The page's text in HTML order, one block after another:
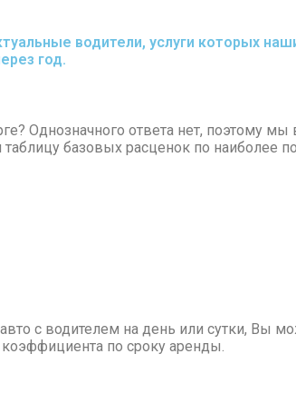
водители, услуги которых
год.
Однозначного ответа нет, поэтому мы
базовых расценок по наиболее
с водителем на день или сутки, Вы
по сроку аренды.